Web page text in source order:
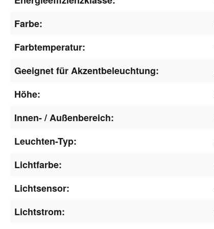
Farbe:
Farbtemperatur:
Geeignet für Akzentbeleuchtung:
Höhe:
Innen- / Außenbereich:
Leuchten-Typ:
Lichtfarbe:
Lichtsensor:
Lichtstrom: